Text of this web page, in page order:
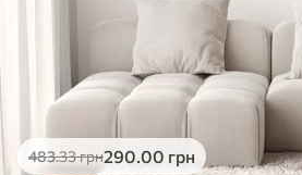
483.33грн290.00 грн